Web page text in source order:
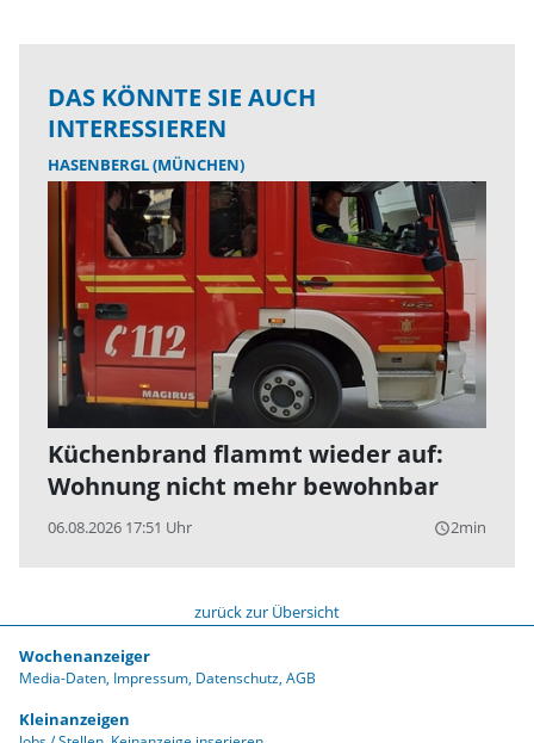
DAS KÖNNTE SIE AUCH
INTERESSIEREN
HASENBERGL (MÜNCHEN)
Küchenbrand flammt wieder auf:
Wohnung nicht mehr bewohnbar
06.08.2026 17:51 Uhr query_builder2min
zurück zur Übersicht
Wochenanzeiger
Media-Daten Impressum Datenschutz AGB
Kleinanzeigen